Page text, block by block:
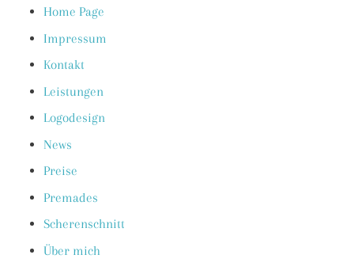
Home Page
Impressum
Kontakt
Leistungen
Logodesign
News
Preise
Premades
Scherenschnitt
Über mich